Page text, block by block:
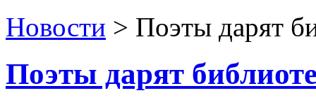
Новости > Поэты дарят
Поэты дарят